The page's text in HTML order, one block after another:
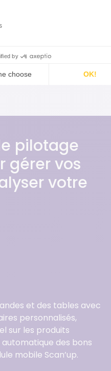
d’utilisation et
de notre
pendant les
pilotage
gérer vos
votre
et des tables avec
personnalisés,
sur les produits
automatique des bons
mobile Scan’up.